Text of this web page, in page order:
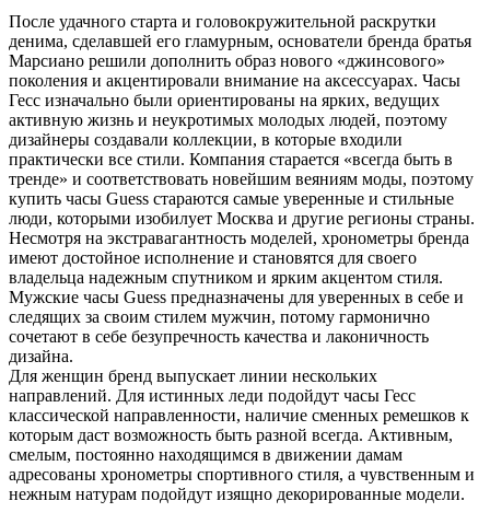
После удачного старта и головокружительной раскрутки
денима, сделавшей его гламурным, основатели бренда братья
Марсиано решили дополнить образ нового «джинсового»
поколения и акцентировали внимание на аксессуарах. Часы
Гесс изначально были ориентированы на ярких, ведущих
активную жизнь и неукротимых молодых людей, поэтому
дизайнеры создавали коллекции, в которые входили
практически все стили. Компания старается «всегда быть в
тренде» и соответствовать новейшим веяниям моды, поэтому
купить часы Guess стараются самые уверенные и стильные
люди, которыми изобилует Москва и другие регионы страны.
Несмотря на экстравагантность моделей, хронометры бренда
имеют достойное исполнение и становятся для своего
владельца надежным спутником и ярким акцентом стиля.
Мужские часы Guess предназначены для уверенных в себе и
следящих за своим стилем мужчин, потому гармонично
сочетают в себе безупречность качества и лаконичность
дизайна.
Для женщин бренд выпускает линии нескольких
направлений. Для истинных леди подойдут часы Гесс
классической направленности, наличие сменных ремешков к
которым даст возможность быть разной всегда. Активным,
смелым, постоянно находящимся в движении дамам
адресованы хронометры спортивного стиля, а чувственным и
нежным натурам подойдут изящно декорированные модели.